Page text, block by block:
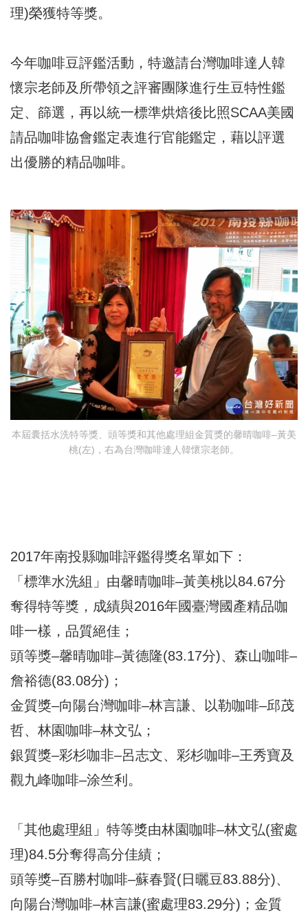
理)榮獲特等獎。
今年咖啡豆評鑑活動，特邀請台灣咖啡達人韓
懷宗老師及所帶領之評審團隊進行生豆特性鑑
定、篩選，再以統一標準烘焙後比照SCAA美國
請品咖啡協會鑑定表進行官能鑑定，藉以評選
出優勝的精品咖啡。
本屆囊括水洗特等獎、頭等獎和其他處理組金質獎的馨晴咖啡–黃美
桃(左)，右為台灣咖啡達人韓懷宗老師。
2017年南投縣咖啡評鑑得獎名單如下：
「標準水洗組」由馨晴咖啡–黃美桃以84.67分
奪得特等獎，成績與2016年國臺灣國產精品咖
啡一樣，品質絕佳；
頭等獎–馨晴咖啡–黃德隆(83.17分)、森山咖啡–
詹裕德(83.08分)；
金質獎–向陽台灣咖啡–林言謙、以勒咖啡–邱茂
哲、林園咖啡–林文弘；
銀質獎–彩杉咖非–呂志文、彩杉咖啡–王秀寶及
觀九峰咖啡–涂竺利。
「其他處理組」特等獎由林園咖啡–林文弘(蜜處
理)84.5分奪得高分佳績；
頭等獎–百勝村咖啡–蘇春賢(日曬豆83.88分)、
向陽台灣咖啡–林言謙(蜜處理83.29分)；金質